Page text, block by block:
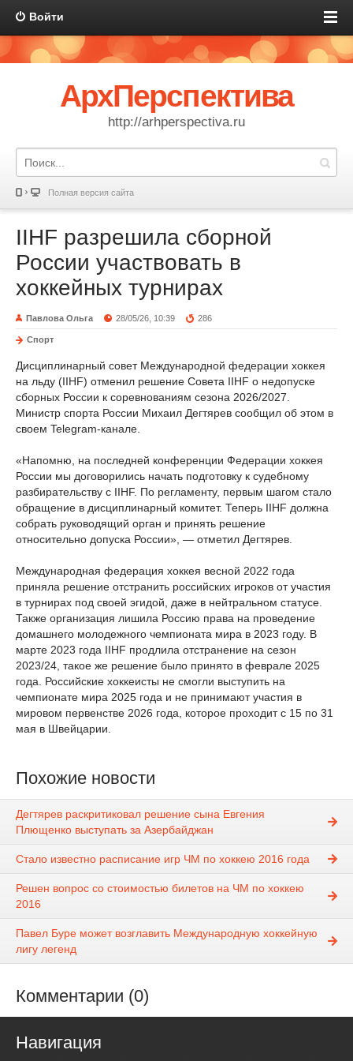
Войти
АрхПерспектива
http://arhperspectiva.ru
Полная версия сайта
IIHF разрешила сборной
России участвовать в
хоккейных турнирах
Павлова Ольга 28/05/26, 10:39 286
Спорт
Дисциплинарный совет Международной федерации хоккея
на льду (IIHF) отменил решение Совета IIHF о недопуске
сборных России к соревнованиям сезона 2026/2027.
Министр спорта России Михаил Дегтярев сообщил об этом в
своем Telegram-канале.
«Напомню, на последней конференции Федерации хоккея
России мы договорились начать подготовку к судебному
разбирательству с IIHF. По регламенту, первым шагом стало
обращение в дисциплинарный комитет. Теперь IIHF должна
собрать руководящий орган и принять решение
относительно допуска России», — отметил Дегтярев.
Международная федерация хоккея весной 2022 года
приняла решение отстранить российских игроков от участия
в турнирах под своей эгидой, даже в нейтральном статусе.
Также организация лишила Россию права на проведение
домашнего молодежного чемпионата мира в 2023 году. В
марте 2023 года IIHF продлила отстранение на сезон
2023/24, такое же решение было принято в феврале 2025
года. Российские хоккеисты не смогли выступить на
чемпионате мира 2025 года и не принимают участия в
мировом первенстве 2026 года, которое проходит с 15 по 31
мая в Швейцарии.
Похожие новости
Дегтярев раскритиковал решение сына Евгения
Плющенко выступать за Азербайджан
Стало известно расписание игр ЧМ по хоккею 2016 года
Решен вопрос со стоимостью билетов на ЧМ по хоккею
2016
Павел Буре может возглавить Международную хоккейную
лигу легенд
Комментарии (0)
Навигация